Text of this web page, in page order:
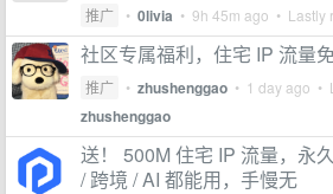
推广 • 0livia • 9h 45m ago • Lastly
社区专属福利，住宅 IP 流量
推广 • zhushenggao • 1 day ago •
zhushenggao
送！ 500M 住宅 IP 流量，永
/ 跨境 / AI 都能用，手慢无